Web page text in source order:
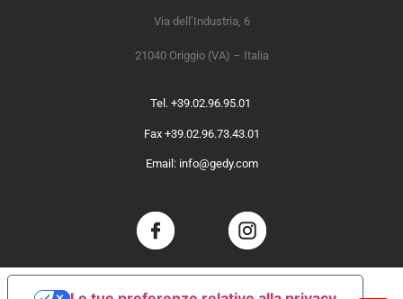
Via dell’Industria, 6
21040 Origgio (VA) – Italia
Tel. +39.02.96.95.01
Fax +39.02.96.73.43.01
Email: info@gedy.com